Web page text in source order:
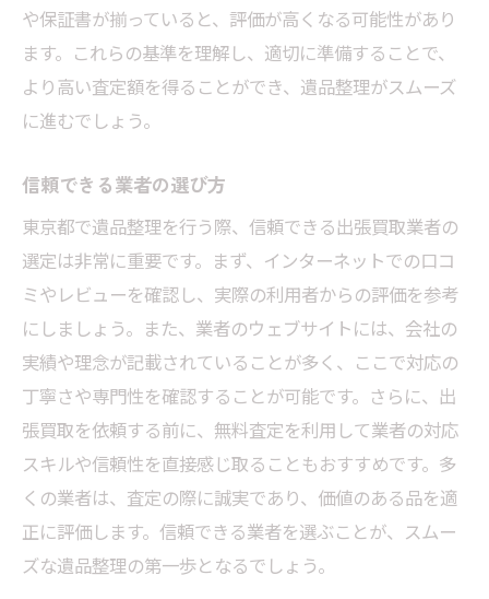
時間を節約するための準備術
効率的な出張買取のスケジュール構築
スムーズな取引を実現するためのポイント
東京都特有の交通事情を活かしたサービス
プロが教える東京都での安心出張買取遺品整理
のコツ
プロの目線で見る遺品整理のポイント
東京都での査定を成功させるための秘訣
専門家が推奨するスムーズな整理法
出張買取で失敗しないためのアドバイス
買取業者選びのチェックポイント
プロが語る遺品整理の重要性
出張買取で解決東京都での遺品整理が簡単に
出張買取がもたらす便利さと安心感
や保証書が揃っていると、評価が高くなる可能性があり
ます。これらの基準を理解し、適切に準備することで、
より高い査定額を得ることができ、遺品整理がスムーズ
に進むでしょう。
信頼できる業者の選び方
東京都で遺品整理を行う際、信頼できる出張買取業者の
選定は非常に重要です。まず、インターネットでの口コ
ミやレビューを確認し、実際の利用者からの評価を参考
にしましょう。また、業者のウェブサイトには、会社の
実績や理念が記載されていることが多く、ここで対応の
丁寧さや専門性を確認することが可能です。さらに、出
張買取を依頼する前に、無料査定を利用して業者の対応
スキルや信頼性を直接感じ取ることもおすすめです。多
くの業者は、査定の際に誠実であり、価値のある品を適
正に評価します。信頼できる業者を選ぶことが、スムー
ズな遺品整理の第一歩となるでしょう。